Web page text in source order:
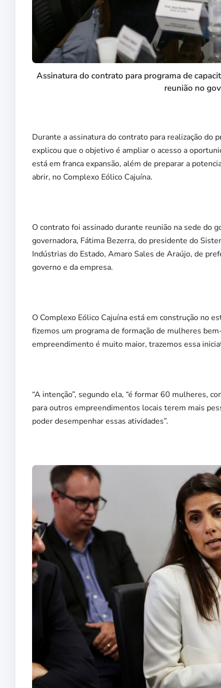
Assinatura do contrato para programa de
reunião no
Durante a assinatura do contrato para realização do
explicou que o objetivo é ampliar o acesso a
está em franca expansão, além de preparar a
abrir, no Complexo Eólico Cajuína.
O contrato foi assinado durante reunião na sede do
governadora, Fátima Bezerra, do presidente do
Indústrias do Estado, Amaro Sales de Araújo, de
governo e da empresa.
O Complexo Eólico Cajuína está em construção no
fizemos um programa de formação de mulheres
empreendimento é muito maior, trazemos essa
“A intenção”, segundo ela, “é formar 60 mulheres,
para outros empreendimentos locais terem mais
poder desempenhar essas atividades”.